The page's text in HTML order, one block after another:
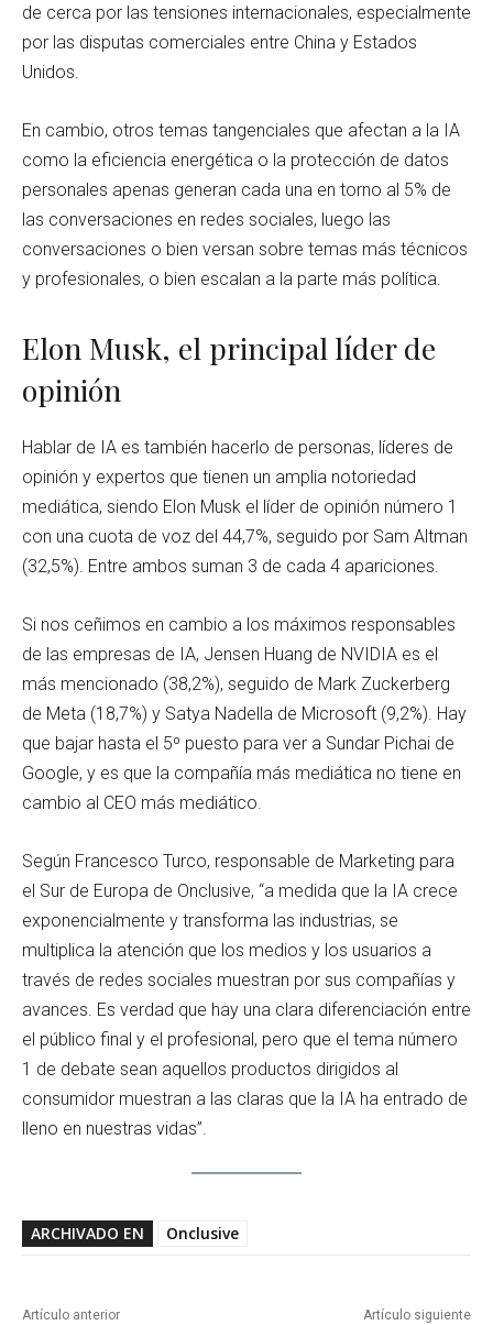
de cerca por las tensiones internacionales, especialmente
por las disputas comerciales entre China y Estados
Unidos.
En cambio, otros temas tangenciales que afectan a la IA
como la eficiencia energética o la protección de datos
personales apenas generan cada una en torno al 5% de
las conversaciones en redes sociales, luego las
conversaciones o bien versan sobre temas más técnicos
y profesionales, o bien escalan a la parte más política.
Elon Musk, el principal líder de
opinión
Hablar de IA es también hacerlo de personas, líderes de
opinión y expertos que tienen un amplia notoriedad
mediática, siendo Elon Musk el líder de opinión número 1
con una cuota de voz del 44,7%, seguido por Sam Altman
(32,5%). Entre ambos suman 3 de cada 4 apariciones.
Si nos ceñimos en cambio a los máximos responsables
de las empresas de IA, Jensen Huang de NVIDIA es el
más mencionado (38,2%), seguido de Mark Zuckerberg
de Meta (18,7%) y Satya Nadella de Microsoft (9,2%). Hay
que bajar hasta el 5º puesto para ver a Sundar Pichai de
Google, y es que la compañía más mediática no tiene en
cambio al CEO más mediático.
Según Francesco Turco, responsable de Marketing para
el Sur de Europa de Onclusive, “a medida que la IA crece
exponencialmente y transforma las industrias, se
multiplica la atención que los medios y los usuarios a
través de redes sociales muestran por sus compañías y
avances. Es verdad que hay una clara diferenciación entre
el público final y el profesional, pero que el tema número
1 de debate sean aquellos productos dirigidos al
consumidor muestran a las claras que la IA ha entrado de
lleno en nuestras vidas”.
ARCHIVADO EN Onclusive
Artículo anterior Artículo siguiente